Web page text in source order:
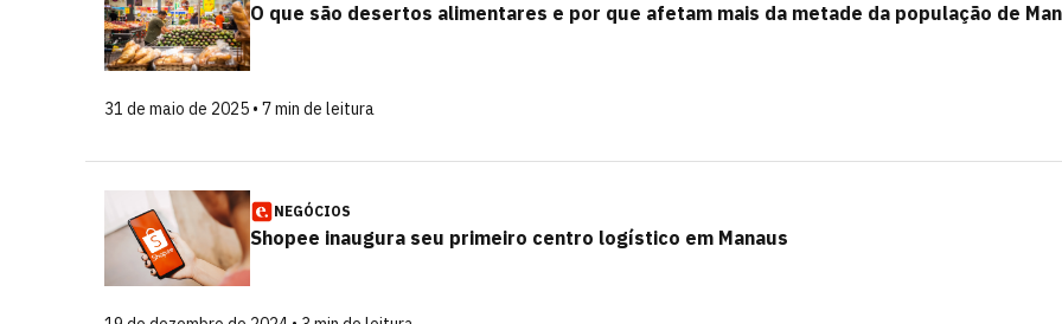
O que são desertos alimentares e por que afetam mais da metade da população de
31 de maio de 2025 • 7 min de leitura
NEGÓCIOS
Shopee inaugura seu primeiro centro logístico em Manaus